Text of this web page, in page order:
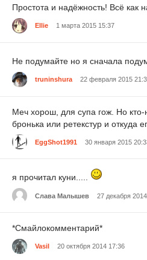
Простота и надёжность! Всё как
Ellie 1 марта 2015 15:37
Не подумайте но я сначала
truninshura 22 февраля 2015
Меч хорош, для супа гож. Но кто-
бронька или ретекстур и откуда
EggShot1991 30 января 2015
я прочитал куни.....
Слава Малышев 27 декабря
*Смайлокомментарий*
Vasil 20 октября 2014 17:36